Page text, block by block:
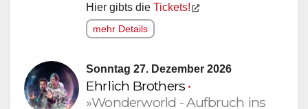
Hier gibts die Tickets!
mehr Details
Sonntag 27. Dezember 2026
Ehrlich Brothers •
»Wonderworld - Aufbruch ins